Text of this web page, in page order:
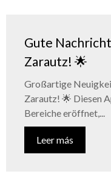
Gute
Zarautz! 🌟
Großartige
Zarautz! 🌟 Diesen
Bereiche eröffnet,...
Leer más